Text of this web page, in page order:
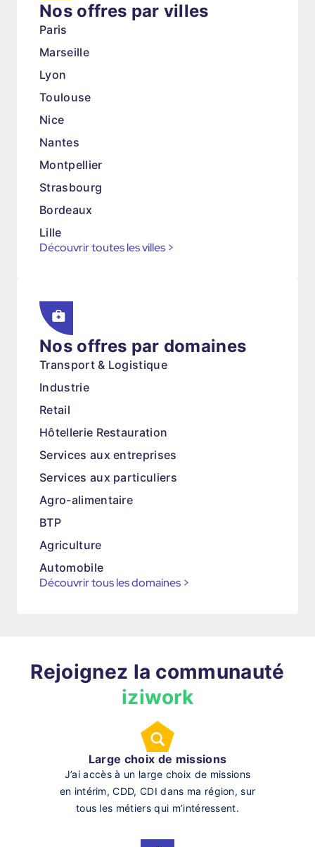
Nos offres par villes
Paris
Marseille
Lyon
Toulouse
Nice
Nantes
Montpellier
Strasbourg
Bordeaux
Lille
Découvrir toutes les villes >
Nos offres par domaines
Transport & Logistique
Industrie
Retail
Hôtellerie Restauration
Services aux entreprises
Services aux particuliers
Agro-alimentaire
BTP
Agriculture
Automobile
Découvrir tous les domaines >
Rejoignez la communauté
iziwork
Large choix de missions
J’ai accès à un large choix de missions
en intérim, CDD, CDI dans ma région, sur
tous les métiers qui m’intéressent.